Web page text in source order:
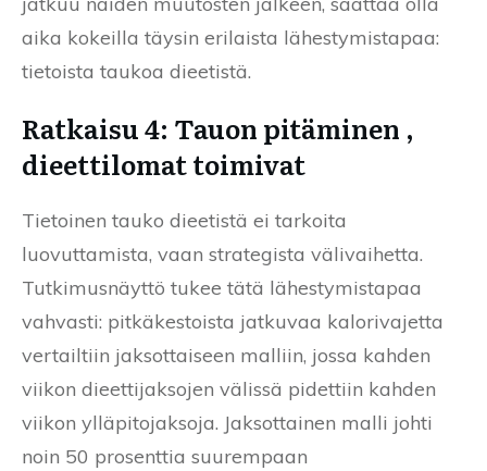
aika kokeilla täysin erilaista lähestymistapaa:
tietoista taukoa dieetistä.
Ratkaisu 4: Tauon pitäminen ,
dieettilomat toimivat
Tietoinen tauko dieetistä ei tarkoita
luovuttamista, vaan strategista välivaihetta.
Tutkimusnäyttö tukee tätä lähestymistapaa
vahvasti: pitkäkestoista jatkuvaa kalorivajetta
vertailtiin jaksottaiseen malliin, jossa kahden
viikon dieettijaksojen välissä pidettiin kahden
viikon ylläpitojaksoja. Jaksottainen malli johti
noin 50 prosenttia suurempaan